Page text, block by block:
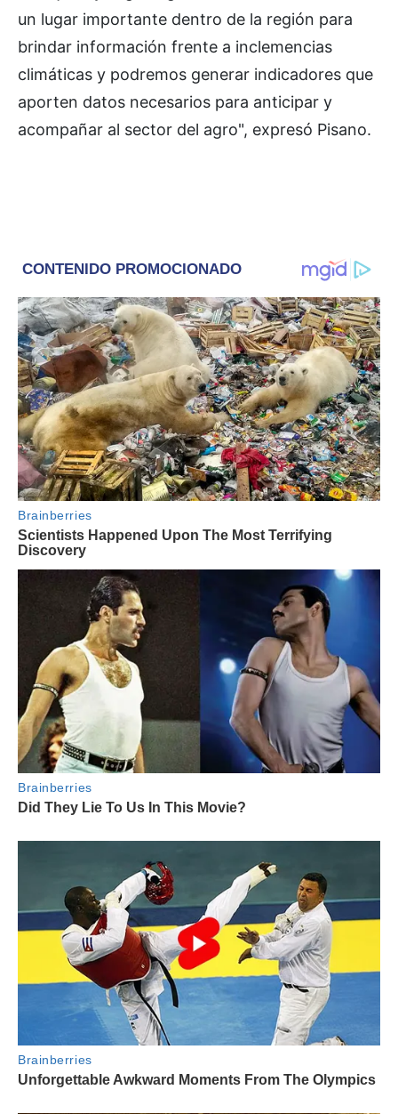
un lugar importante dentro de la región para
brindar información frente a inclemencias
climáticas y podremos generar indicadores que
aporten datos necesarios para anticipar y
acompañar al sector del agro", expresó Pisano.